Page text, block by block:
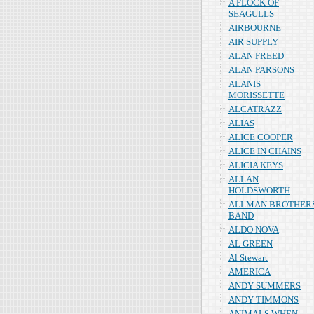
A FLOCK OF
SEAGULLS
AIRBOURNE
AIR SUPPLY
ALAN FREED
ALAN PARSONS
ALANIS
MORISSETTE
ALCATRAZZ
ALIAS
ALICE COOPER
ALICE IN CHAINS
ALICIA KEYS
ALLAN
HOLDSWORTH
ALLMAN
BAND
ALDO NOVA
AL GREEN
Al Stewart
AMERICA
ANDY SUMMERS
ANDY TIMMONS